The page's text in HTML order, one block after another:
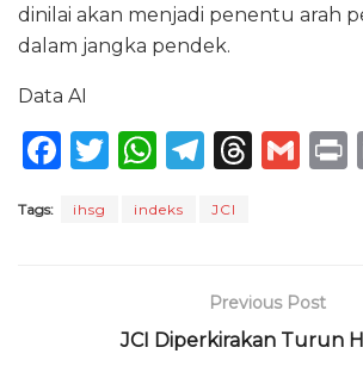
dinilai akan menjadi penentu arah
dalam jangka pendek.
Data AI
F
c
T
it
W
a
p
T
e
ra
m
T
d
s
G
Tags: ihsg indeks JCI
Previous Post
JCI Diperkirakan Turun